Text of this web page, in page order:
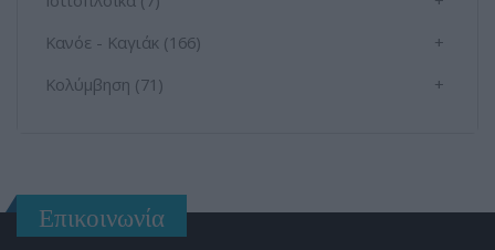
Κανόε - Καγιάκ (166)
+
Κολύμβηση (71)
+
Επικοινωνία